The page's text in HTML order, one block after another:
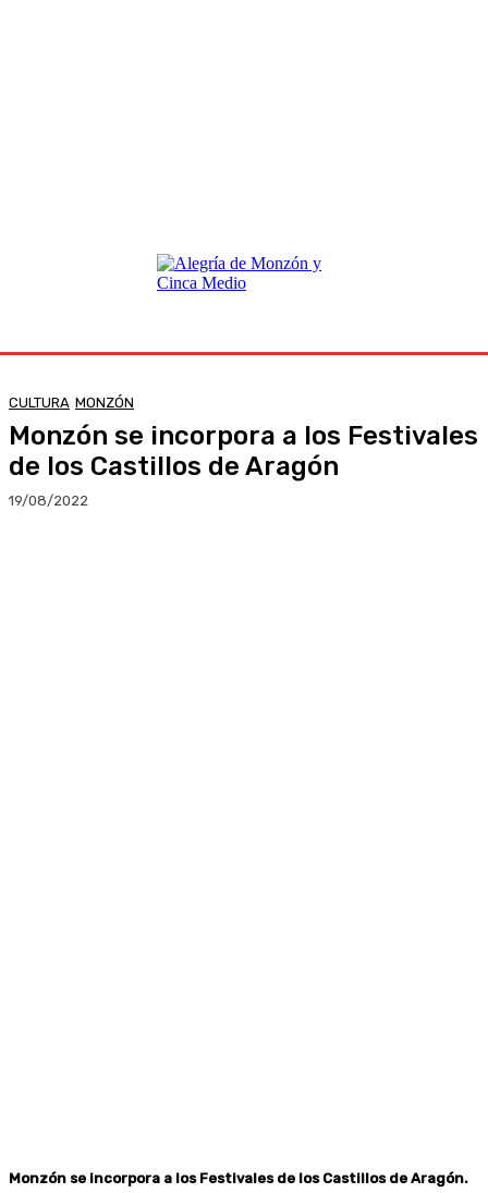
CULTURA MONZÓN
Monzón se incorpora a los Festivales
de los Castillos de Aragón
19/08/2022
Monzón se incorpora a los Festivales de los Castillos de Aragón.